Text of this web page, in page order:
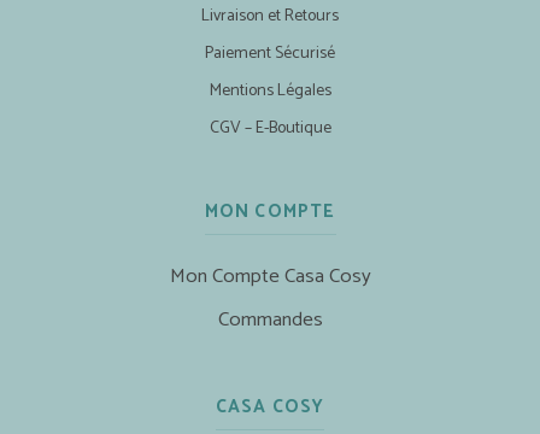
Livraison et Retours
Paiement Sécurisé
Mentions Légales
CGV – E-Boutique
MON COMPTE
Mon Compte Casa Cosy
Commandes
CASA COSY